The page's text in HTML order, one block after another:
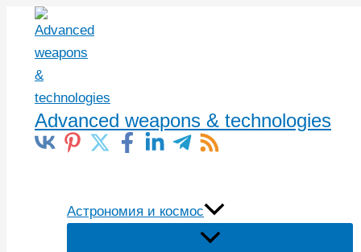
Перейти
содержимому
Advanced weapons & technologies
Астрономия и космос